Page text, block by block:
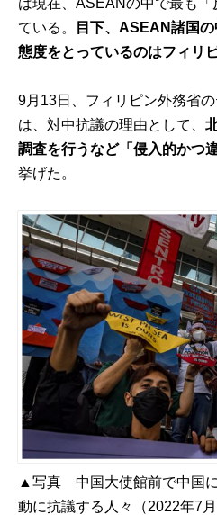
は現在、ASEANの中で最も
ている。
目下、ASEAN諸国
態度をとっているのはフィリ
9月13日、フィリピン外務省
は、対中抗議の理由として、
調査を行うなど「侵入的かつ
挙げた。
▲写真 中国大使館前で中国
動に抗議する人々（2022年7